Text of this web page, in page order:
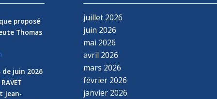
proposé
Thomas
de juin 2026
Jean-
juillet 2026
juin 2026
mai 2026
avril 2026
mars 2026
février 2026
janvier 2026